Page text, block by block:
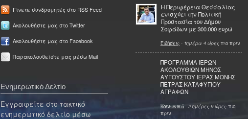
Γίνετε συνδρομητές στο RSS Feed
Ακολουθήστε μας στο Twitter
Ακολουθήστε μας στο Facebook
Παρακολουθείστε μας μέσω Mail
Ενημερωτικό Δελτίο
Εγγραφείτε στο τακτικό
ενημερωτικό δελτίο μέσω
Η Περιφέρεια Θεσσαλίας
ενισχύει την Πολιτική
Προστασία του Δήμου
Σοφάδων με 300.000 ευρώ
Ειδήσεις - 1ημέρα 4 ώρες πιο πριν
ΠΡΟΓΡΑΜΜΑ ΙΕΡΩΝ
ΑΚΟΛΟΥΘΙΩΝ ΜΗΝΟΣ
ΑΥΓΟΥΣΤΟΥ ΙΕΡΑΣ ΜΟΝΗΣ
ΠΕΤΡΑΣ ΚΑΤΑΦΥΓΙΟΥ
ΑΓΡΑΦΩΝ
Κοινωνικά - 2 ημέρες 9 ώρες πιο
πριν